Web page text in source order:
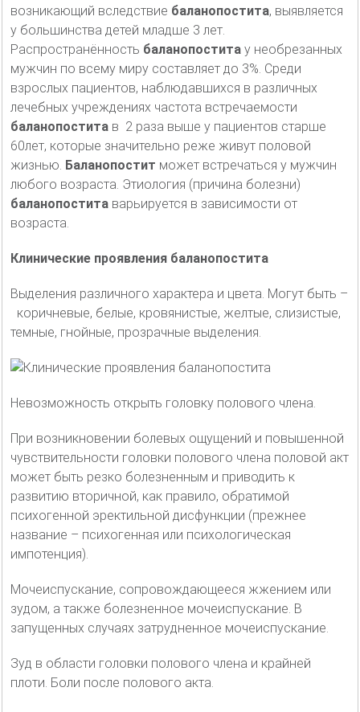
возникающий вследствие баланопостита, выявляется
у большинства детей младше 3 лет.
Распространённость баланопостита у необрезанных
мужчин по всему миру составляет до 3%. Среди
взрослых пациентов, наблюдавшихся в различных
лечебных учреждениях частота встречаемости
баланопостита в 2 раза выше у пациентов старше
60лет, которые значительно реже живут половой
жизнью. Баланопостит может встречаться у мужчин
любого возраста. Этиология (причина болезни)
баланопостита варьируется в зависимости от
возраста.
Клинические проявления баланопостита
Выделения различного характера и цвета. Могут быть –
коричневые, белые, кровянистые, желтые, слизистые,
темные, гнойные, прозрачные выделения.
Невозможность открыть головку полового члена.
При возникновении болевых ощущений и повышенной
чувствительности головки полового члена половой акт
может быть резко болезненным и приводить к
развитию вторичной, как правило, обратимой
психогенной эректильной дисфункции (прежнее
название – психогенная или психологическая
импотенция).
Мочеиспускание, сопровождающееся жжением или
зудом, а также болезненное мочеиспускание. В
запущенных случаях затрудненное мочеиспускание.
Зуд в области головки полового члена и крайней
плоти. Боли после полового акта.